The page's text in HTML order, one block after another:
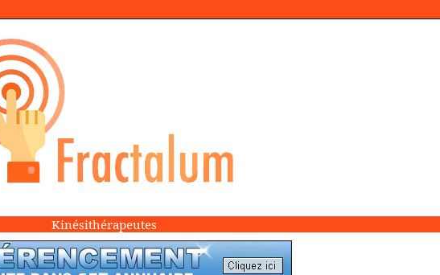
Kinésithérapeutes